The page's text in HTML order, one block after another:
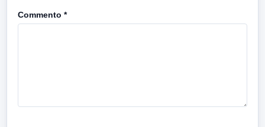
Commento *